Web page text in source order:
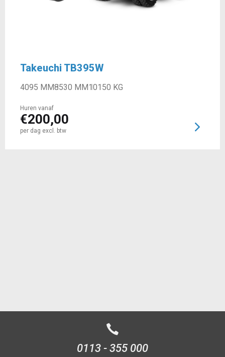
Takeuchi TB395W
4095 MM8530 MM10150 KG
Huren vanaf
€200,00
per dag excl. btw
0113 - 355 000